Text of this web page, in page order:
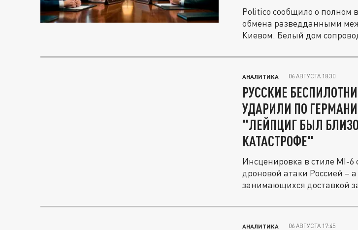
Politico сообщило о полном
обмена разведданными
Киевом. Белый дом
АНАЛИТИКА 06 АВГУСТА 18:30
РУССКИЕ
УДАРИЛИ ПО
"ЛЕЙПЦИГ БЫЛ
КАТАСТРОФЕ"
Инсценировка в стиле МI-6
дроновой атаки Россией –
занимающихся доставкой
АНАЛИТИКА 06 АВГУСТА 17:45